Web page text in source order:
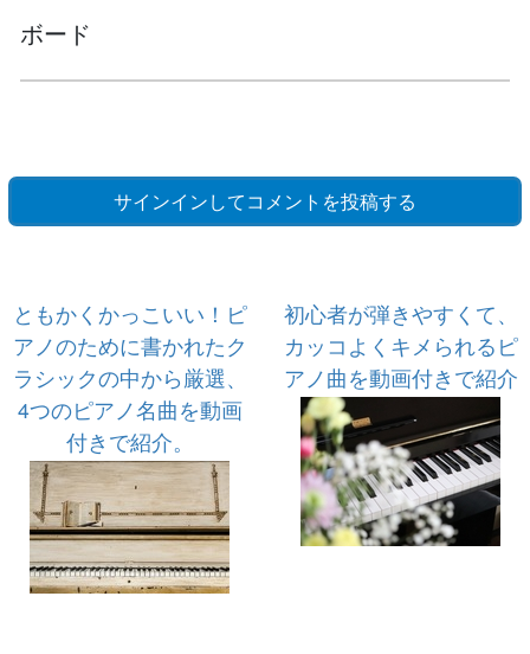
ボード
サインインしてコメントを投稿する
ともかくかっこいい！ピ
アノのために書かれたク
ラシックの中から厳選、
4つのピアノ名曲を動画
付きで紹介。
初心者が弾きやすくて、
カッコよくキメられるピ
アノ曲を動画付きで紹介